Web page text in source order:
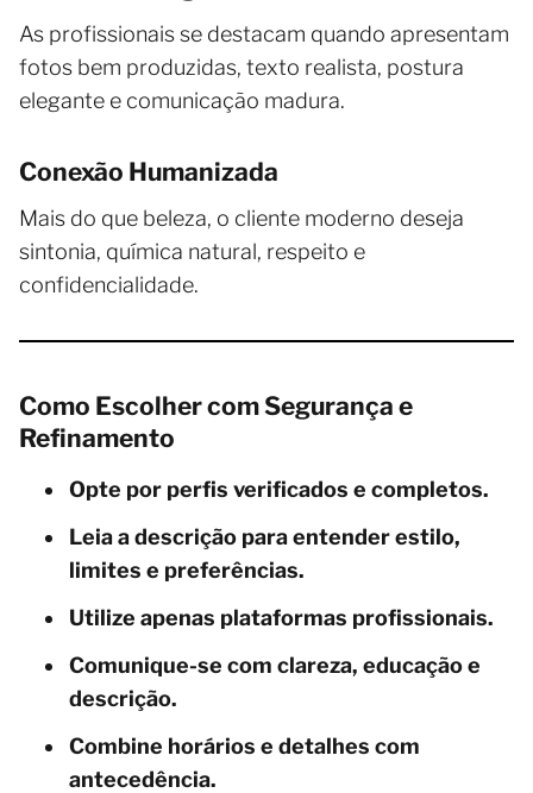
As profissionais se destacam quando apresentam
fotos bem produzidas, texto realista, postura
elegante e comunicação madura.
Conexão Humanizada
Mais do que beleza, o cliente moderno deseja
sintonia, química natural, respeito e
confidencialidade.
Como Escolher com Segurança e
Refinamento
Opte por perfis verificados e completos.
Leia a descrição para entender estilo,
limites e preferências.
Utilize apenas plataformas profissionais.
Comunique-se com clareza, educação e
descrição.
Combine horários e detalhes com
antecedência.